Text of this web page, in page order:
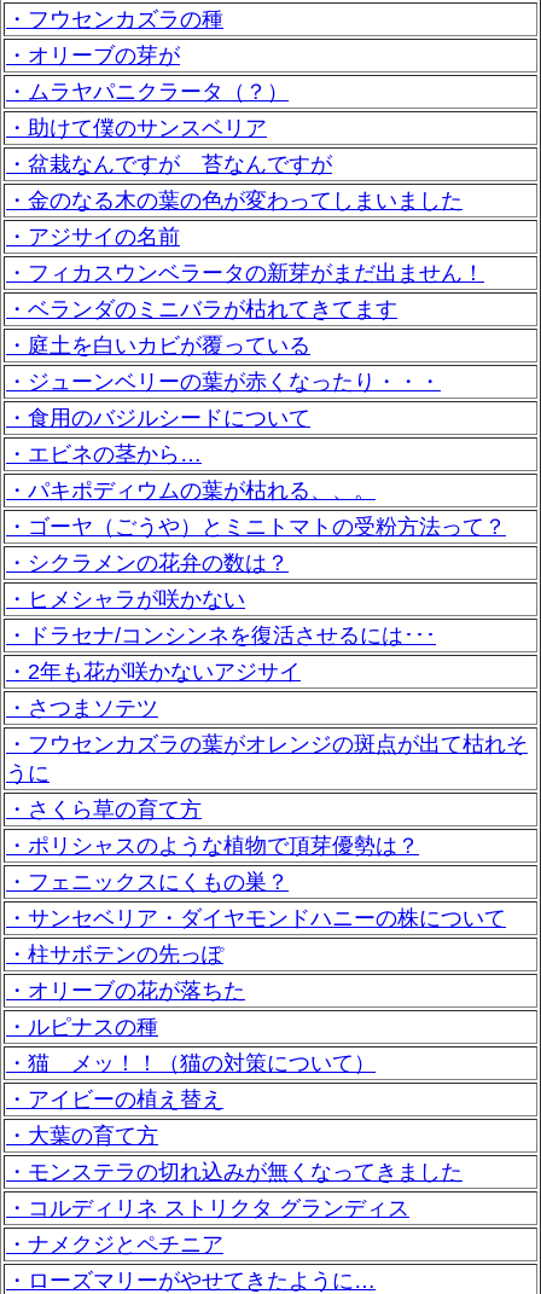
・フウセンカズラの種
・オリーブの芽が
・ムラヤパニクラータ（？）
・助けて僕のサンスベリア
・盆栽なんですが 苔なんですが
・金のなる木の葉の色が変わってしまいました
・アジサイの名前
・フィカスウンベラータの新芽がまだ出ません！
・ベランダのミニバラが枯れてきてます
・庭土を白いカビが覆っている
・ジューンベリーの葉が赤くなったり・・・
・食用のバジルシードについて
・エビネの茎から…
・パキポディウムの葉が枯れる、、。
・ゴーヤ（ごうや）とミニトマトの受粉方法って？
・シクラメンの花弁の数は？
・ヒメシャラが咲かない
・ドラセナ/コンシンネを復活させるには･･･
・2年も花が咲かないアジサイ
・さつまソテツ
・フウセンカズラの葉がオレンジの斑点が出て枯れそ
うに
・さくら草の育て方
・ポリシャスのような植物で頂芽優勢は？
・フェニックスにくもの巣？
・サンセベリア・ダイヤモンドハニーの株について
・柱サボテンの先っぽ
・オリーブの花が落ちた
・ルピナスの種
・猫 メッ！！（猫の対策について）
・アイビーの植え替え
・大葉の育て方
・モンステラの切れ込みが無くなってきました
・コルディリネ ストリクタ グランディス
・ナメクジとペチニア
・ローズマリーがやせてきたように…